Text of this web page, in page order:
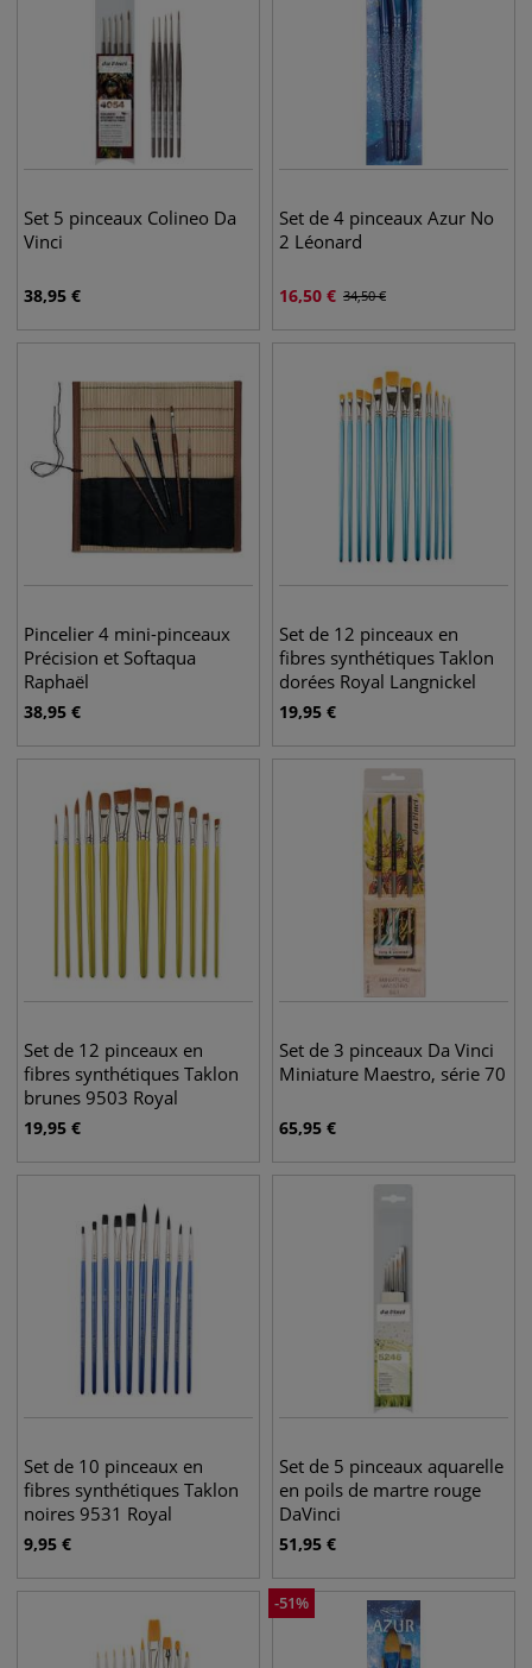
Set 5 pinceaux Colineo Da
Vinci
38,95 €
Set de 4 pinceaux Azur No
2 Léonard
16,50 € 34,50€
Pincelier 4 mini-pinceaux
Précision et Softaqua
Raphaël
38,95 €
Set de 12 pinceaux en
fibres synthétiques Taklon
dorées Royal Langnickel
19,95 €
Set de 12 pinceaux en
fibres synthétiques Taklon
brunes 9503 Royal
Langnickel
19,95 €
Set de 3 pinceaux Da Vinci
Miniature Maestro, série 70
65,95 €
Set de 10 pinceaux en
fibres synthétiques Taklon
noires 9531 Royal
Langnickel
9,95 €
Set de 5 pinceaux aquarelle
en poils de martre rouge
DaVinci
51,95 €
-51%